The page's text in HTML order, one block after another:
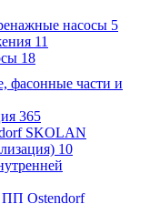
насосы 5
11
18
фасонные части и
365
SKOLAN
10
Ostendorf